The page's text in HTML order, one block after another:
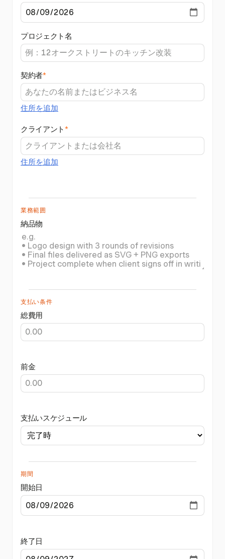
プロジェクト名
契約者*
住所を追加
クライアント*
住所を追加
業務範囲
納品物
支払い条件
総費用
前金
支払いスケジュール
期間
開始日
終了日